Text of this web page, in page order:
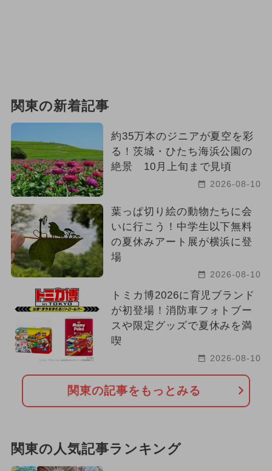
関東の新着記事
約35万本のジニアが夏空を彩
る！茨城・ひたち海浜公園の
絶景 10月上旬まで見頃
2026-08-10
葉っぱ切り絵の動物たちに会
いに行こう！中学生以下無料
の夏休みアート展が横浜に登
場
2026-08-10
トミカ博2026に育児ブランド
が初登場！消防車フォトブー
スや限定グッズで夏休みを満
喫
2026-08-10
関東の記事をもっとみる
関東の人気記事ランキング